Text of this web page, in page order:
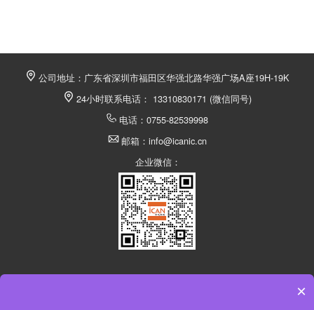
公司地址：广东省深圳市福田区华强北路华强广场A座19H-19K
24小时联系电话： 13310830171 (微信同号)
电话：0755-82539998
邮箱：info@icanic.cn
企业微信：
×